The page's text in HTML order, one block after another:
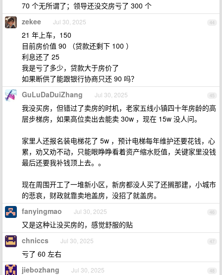
70 个无所谓了；领导还没交房亏了 300 个
44
zekee Jul 30, 2025
21 年上车，150
目前房价值 90 （贷款还剩下 100 ）
利息还了 25
我是亏了多少，贷款大于房价了
如果断供了能跟银行协商只还 90 吗？
45
GuLuDaDuiZhang Jul 30, 2025
我没买房，但错过了卖房的时机，老家五线小镇四十年房龄的高
层步梯房，如果高位卖出去能卖 30w ，现在 15w 没人问。
家里人还报名装电梯花了 5w ，预计电梯每年维护还要花钱，心
累，劝又劝不动，只能眼睁睁看着资产缩水贬值，关键家里没钱
最后还要我补钱顶上去。。
现在周围开工了一堆新小区，新房都没人买了还搁那建，小城市
的悲哀，财政就靠卖地盖房，没招了就盖房。
46
fanyingmao Jul 30, 2025
又是这种让没买房的，感觉舒服的贴
47
chniccs Jul 30, 2025
亏了 60 左右
48
jiebozhang Jul 30, 2025